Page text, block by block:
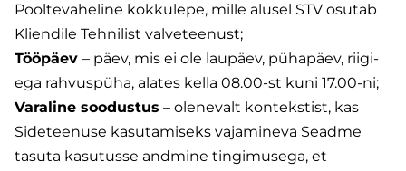
Pooltevaheline kokkulepe, mille alusel STV osutab
Kliendile Tehnilist valveteenust;
Tööpäev – päev, mis ei ole laupäev, pühapäev, riigi-
ega rahvuspüha, alates kella 08.00-st kuni 17.00-ni;
Varaline soodustus – olenevalt kontekstist, kas
Sideteenuse kasutamiseks vajamineva Seadme
tasuta kasutusse andmine tingimusega, et